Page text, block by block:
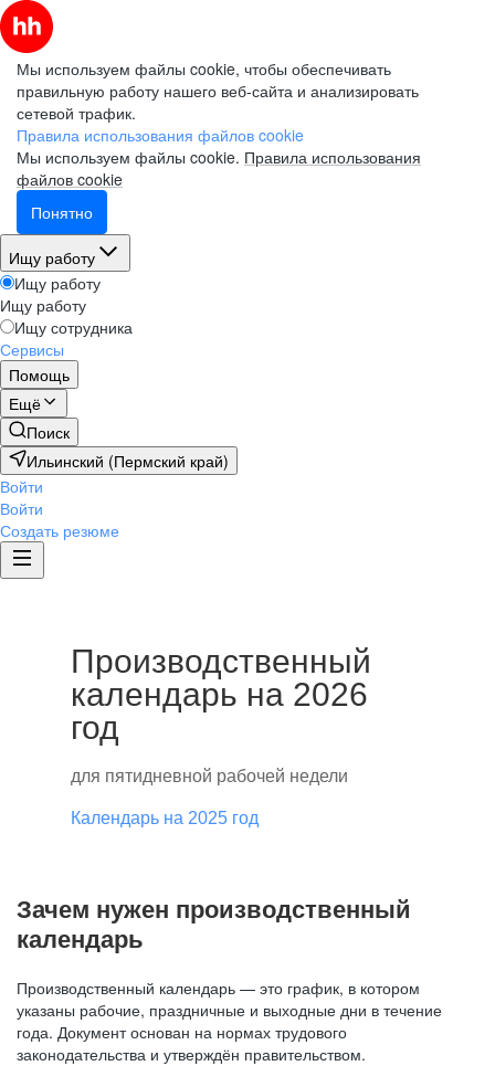
Мы используем файлы cookie, чтобы обеспечивать
правильную работу нашего веб-сайта и анализировать
сетевой трафик.
Правила использования файлов cookie
Мы используем файлы cookie. Правила использования
файлов cookie
Понятно
Ищу работу
Ищу работу
Ищу работу
Ищу сотрудника
Сервисы
Помощь
Ещё
Поиск
Ильинский (Пермский край)
Войти
Войти
Создать резюме
Производственный
календарь на 2026
год
для пятидневной рабочей недели
Календарь на 2025 год
Зачем нужен производственный
календарь
Производственный календарь — это график, в котором
указаны рабочие, праздничные и выходные дни в течение
года. Документ основан на нормах трудового
законодательства и утверждён правительством.